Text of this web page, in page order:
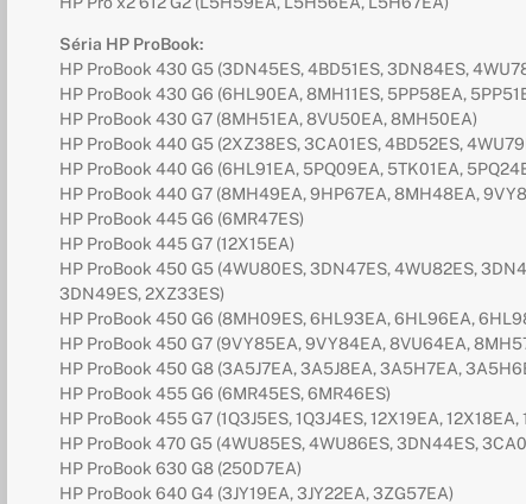
Séria HP ProBook:
HP ProBook 430 G5 (3DN45ES, 4BD51ES, 3DN84ES,
HP ProBook 430 G6 (6HL90EA, 8MH11ES, 5PP58EA,
HP ProBook 430 G7 (8MH51EA, 8VU50EA, 8MH50EA)
HP ProBook 440 G5 (2XZ38ES, 3CA01ES, 4BD52ES,
HP ProBook 440 G6 (6HL91EA, 5PQ09EA, 5TK01EA,
HP ProBook 440 G7 (8MH49EA, 9HP67EA, 8MH48EA,
HP ProBook 445 G6 (6MR47ES)
HP ProBook 445 G7 (12X15EA)
HP ProBook 450 G5 (4WU80ES, 3DN47ES, 4WU82ES,
3DN49ES, 2XZ33ES)
HP ProBook 450 G6 (8MH09ES, 6HL93EA, 6HL96EA,
HP ProBook 450 G7 (9VY85EA, 9VY84EA, 8VU64EA,
HP ProBook 450 G8 (3A5J7EA, 3A5J8EA, 3A5H7EA,
HP ProBook 455 G6 (6MR45ES, 6MR46ES)
HP ProBook 455 G7 (1Q3J5ES, 1Q3J4ES, 12X19EA, 12X18EA,
HP ProBook 470 G5 (4WU85ES, 4WU86ES, 3DN44ES,
HP ProBook 630 G8 (250D7EA)
HP ProBook 640 G4 (3JY19EA, 3JY22EA, 3ZG57EA)